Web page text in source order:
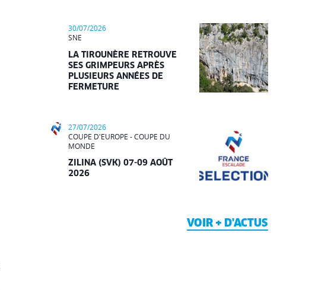
30/07/2026
SNE
LA TIROUNÈRE RETROUVE
SES GRIMPEURS APRÈS
PLUSIEURS ANNÉES DE
FERMETURE
27/07/2026
COUPE D'EUROPE - COUPE DU
MONDE
ZILINA (SVK) 07-09 AOÛT
2026
VOIR + D'ACTUS